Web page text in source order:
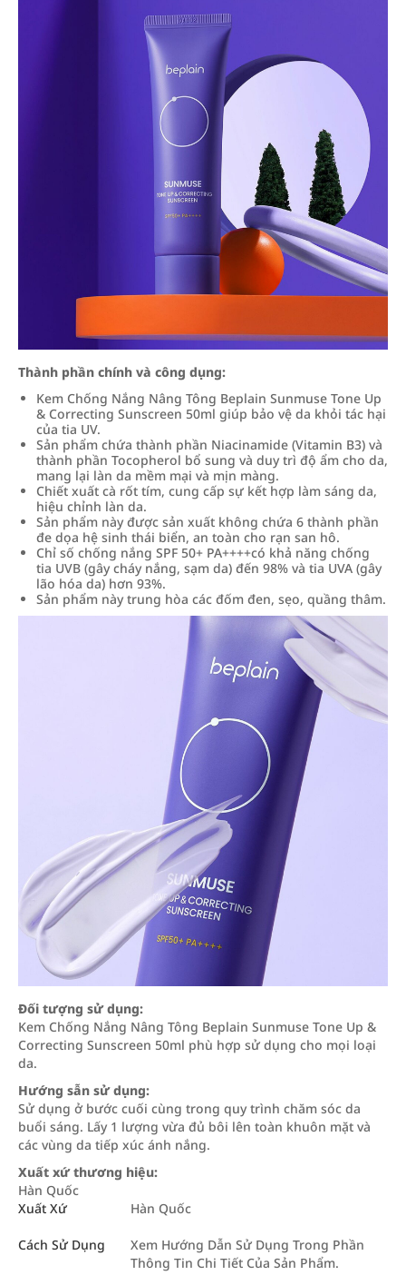
Thành phần chính và công dụng:
Kem Chống Nắng Nâng Tông Beplain Sunmuse Tone Up
& Correcting Sunscreen 50ml giúp bảo vệ da khỏi tác hại
của tia UV.
Sản phẩm chứa thành phần Niacinamide (Vitamin B3) và
thành phần Tocopherol bổ sung và duy trì độ ẩm cho da,
mang lại làn da mềm mại và mịn màng.
Chiết xuất cà rốt tím, cung cấp sự kết hợp làm sáng da,
hiệu chỉnh làn da.
Sản phẩm này được sản xuất không chứa 6 thành phần
đe dọa hệ sinh thái biển, an toàn cho rạn san hô.
Chỉ số chống nắng SPF 50+ PA++++có khả năng chống
tia UVB (gây cháy nắng, sạm da) đến 98% và tia UVA (gây
lão hóa da) hơn 93%.
Sản phẩm này trung hòa các đốm đen, sẹo, quầng thâm.
Đối tượng sử dụng:
Kem Chống Nắng Nâng Tông Beplain Sunmuse Tone Up &
Correcting Sunscreen 50ml phù hợp sử dụng cho mọi loại
da.
Hướng sẫn sử dụng:
Sử dụng ở bước cuối cùng trong quy trình chăm sóc da
buổi sáng. Lấy 1 lượng vừa đủ bôi lên toàn khuôn mặt và
các vùng da tiếp xúc ánh nắng.
Xuất xứ thương hiệu:
Hàn Quốc
Xuất Xứ
Hàn Quốc
Cách Sử Dụng
Xem Hướng Dẫn Sử Dụng Trong Phần
Thông Tin Chi Tiết Của Sản Phẩm.